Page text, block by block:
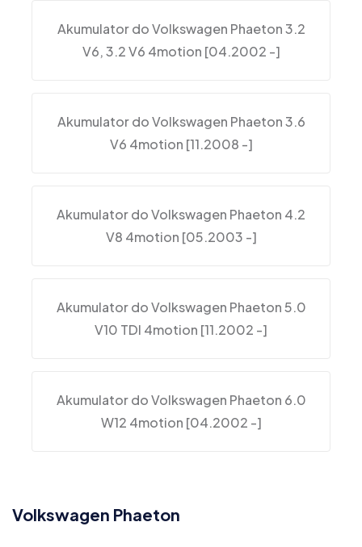
Akumulator do Volkswagen Phaeton 3.2
V6, 3.2 V6 4motion [04.2002 -]
Akumulator do Volkswagen Phaeton 3.6
V6 4motion [11.2008 -]
Akumulator do Volkswagen Phaeton 4.2
V8 4motion [05.2003 -]
Akumulator do Volkswagen Phaeton 5.0
V10 TDI 4motion [11.2002 -]
Akumulator do Volkswagen Phaeton 6.0
W12 4motion [04.2002 -]
Volkswagen Phaeton